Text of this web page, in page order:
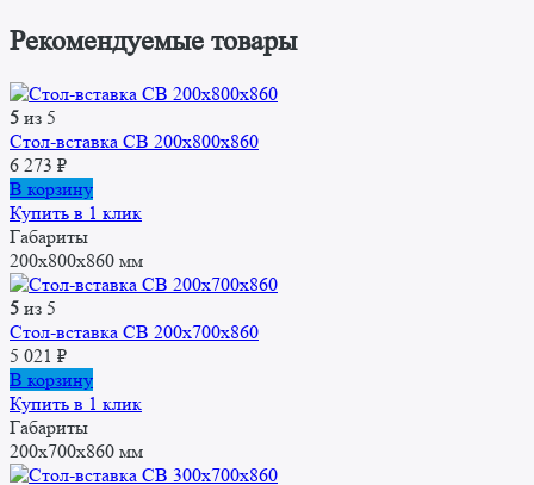
Рекомендуемые товары
5 из 5
Стол-вставка СВ 200x800x860
6 273 ₽
В корзину
Купить в 1 клик
Габариты
200x800x860 мм
5 из 5
Стол-вставка СВ 200x700x860
5 021 ₽
В корзину
Купить в 1 клик
Габариты
200x700x860 мм